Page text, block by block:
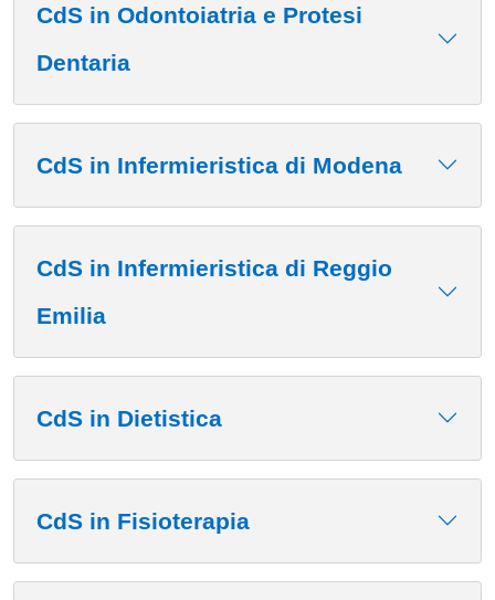
CdS in Odontoiatria e Protesi
Dentaria
CdS in Infermieristica di Modena
CdS in Infermieristica di Reggio
Emilia
CdS in Dietistica
CdS in Fisioterapia